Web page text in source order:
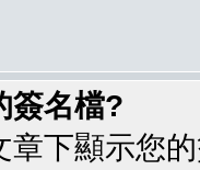
簽名檔?
章下顯示您